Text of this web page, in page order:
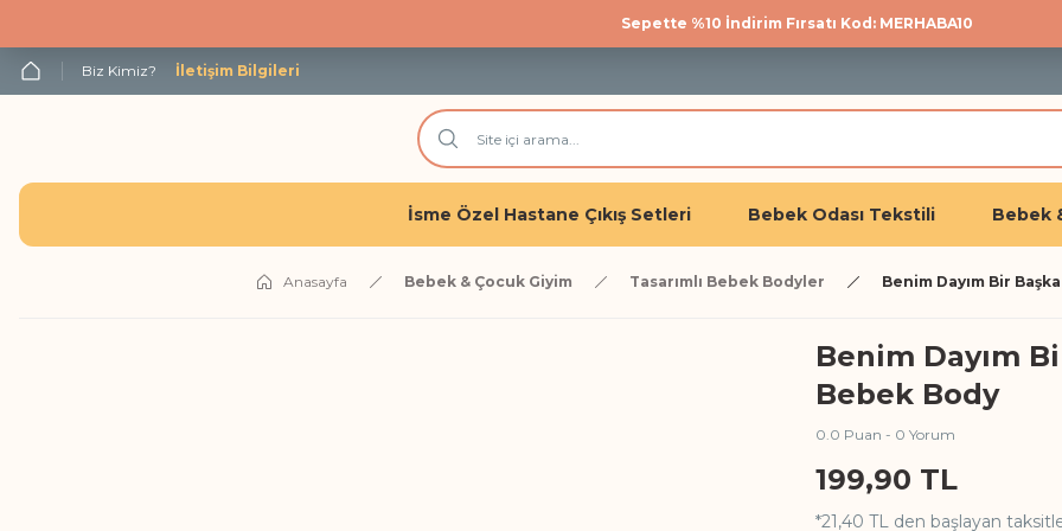
Sepette %10 İndirim Fırsatı Kod: MERHABA10
Biz Kimiz? İletişim Bilgileri
Üye olan herkese %10 İndirim
İsme Özel Hastane Çıkış Setleri Bebek Odası Tekstili Bebek
Anasayfa Bebek & Çocuk Giyim Tasarımlı Bebek Bodyler Benim Dayım Bir
Benim Dayım
Bebek Body
0.0 Puan - 0 Yorum
199,90 TL
*21,40 TL den başlayan